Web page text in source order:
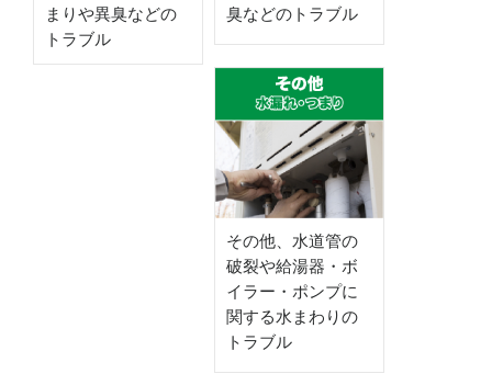
まりや異臭などの
トラブル
臭などのトラブル
その他、水道管の
破裂や給湯器・ボ
イラー・ポンプに
関する水まわりの
トラブル